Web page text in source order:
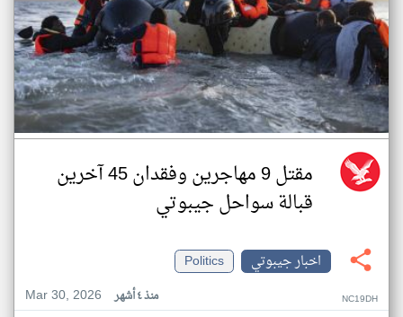
مقتل 9 مهاجرين وفقدان 45 آخرين
قبالة سواحل جيبوتي
اخبار جيبوتي
Politics
Mar 30, 2026
منذ ٤ أشهر NC19DH